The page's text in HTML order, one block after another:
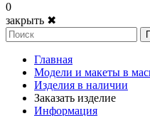
0
закрыть ✖
Главная
Модели и макеты в
Изделия в наличии
Заказать изделие
Информация